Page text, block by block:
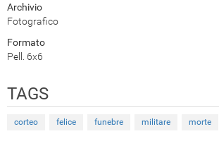
Archivio
Fotografico
Formato
Pell. 6x6
TAGS
corteo felice funebre militare morte